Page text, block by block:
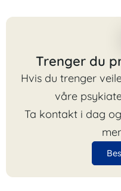
Trenger du
Hvis du trenger
våre
Ta kontakt i dag